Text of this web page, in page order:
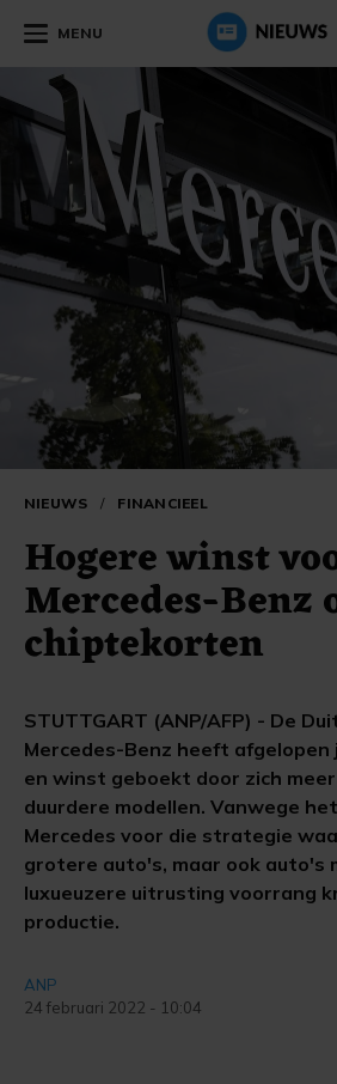
MENU
NIEUWS / FINANCIEEL
Hogere winst
Mercedes-Benz
chiptekorten
STUTTGART (ANP/AFP) - De
Mercedes-Benz heeft afgelopen
en winst geboekt door zich
duurdere modellen. Vanwege
Mercedes voor die strategie
grotere auto's, maar ook auto's
luxueuzere uitrusting voorrang
productie.
ANP
24 februari 2022 - 10:04